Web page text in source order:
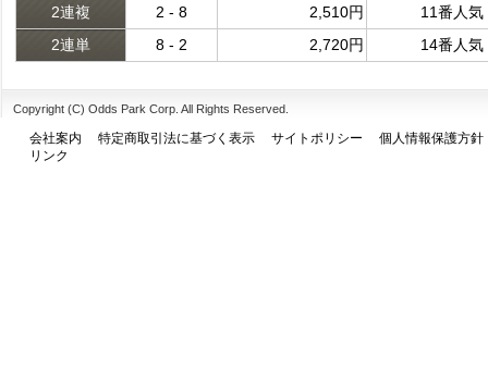
2連複
2 - 8 2,510円
11番人気
2連単
8 - 2 2,720円 14番人気
Copyright (C) Odds Park Corp. All Rights Reserved.
会社案内 特定商取引法に基づく表示 サイトポリシー
個人情報保護方針
リンク